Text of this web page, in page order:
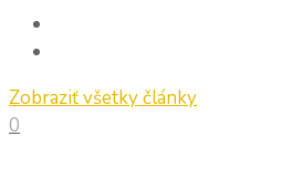
Zobraziť všetky články
0